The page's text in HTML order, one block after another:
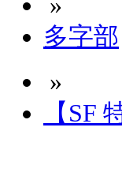
多字部
»
【SF